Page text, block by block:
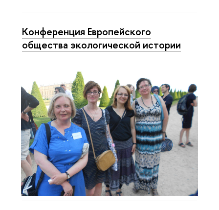
Конференция Европейского
общества экологической истории